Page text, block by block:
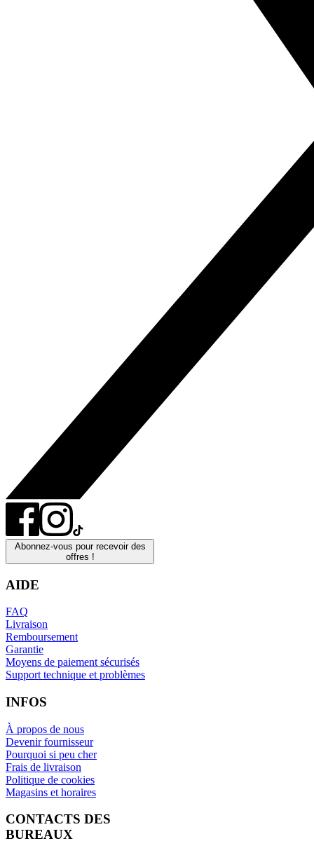
Abonnez-vous pour recevoir des
offres !
AIDE
FAQ
Livraison
Remboursement
Garantie
Moyens de paiement sécurisés
Support technique et problèmes
INFOS
À propos de nous
Devenir fournisseur
Pourquoi si peu cher
Frais de livraison
Politique de cookies
Magasins et horaires
CONTACTS DES
BUREAUX